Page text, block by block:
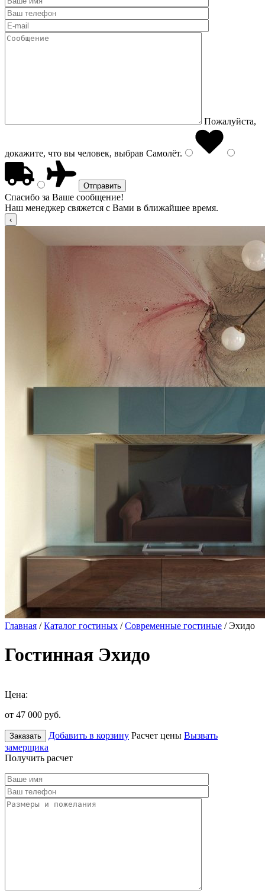
Пожалуйста,
докажите, что вы человек, выбрав Самолёт.
Спасибо за Ваше сообщение!
Наш менеджер свяжется с Вами в ближайшее время.
Главная /Каталог гостиных /Современные гостиные / Эхидо
Гостинная Эхидо
Цена:
от 47 000 руб.
Заказать Добавить в корзину Расчет цены Вызвать
замерщика
Получить расчет